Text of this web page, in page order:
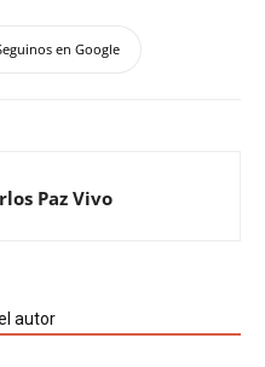
en Google
Paz Vivo
autor